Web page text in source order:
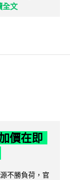
全文
價在即
不勝負荷，官